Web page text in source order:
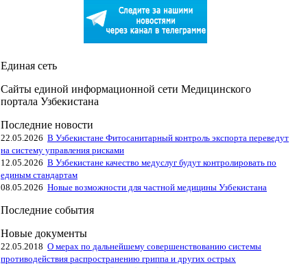
Единая сеть
Сайты единой информационной сети Медицинского
портала Узбекистана
Последние новости
22.05.2026 В Узбекистане Фитосанитарный контроль экспорта переведут
на систему управления рисками
12.05.2026 В Узбекистане качество медуслуг будут контролировать по
единым стандартам
08.05.2026 Новые возможности для частной медицины Узбекистана
Последние события
Новые документы
22.05.2018 О мерах по дальнейшему совершенствованию системы
противодействия распространению гриппа и других острых